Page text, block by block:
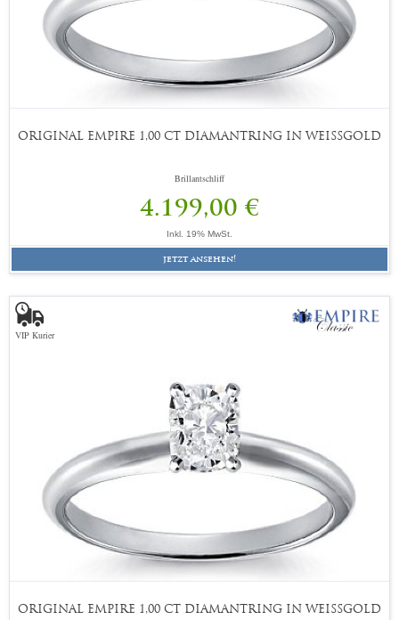
ORIGINAL EMPIRE 1,00 CT DIAMANTRING IN WEISSGOLD
Brillantschliff
4.199,00 €
Inkl. 19% MwSt.
jetzt ansehen!
VIP Kurier
ORIGINAL EMPIRE 1,00 CT DIAMANTRING IN WEISSGOLD